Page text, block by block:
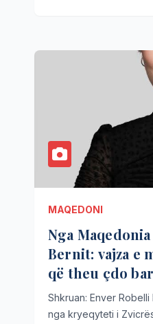
MAQEDONI
Nga
Bernit: vajza e
që theu çdo
Shkruan: Enver
nga kryeqyteti i